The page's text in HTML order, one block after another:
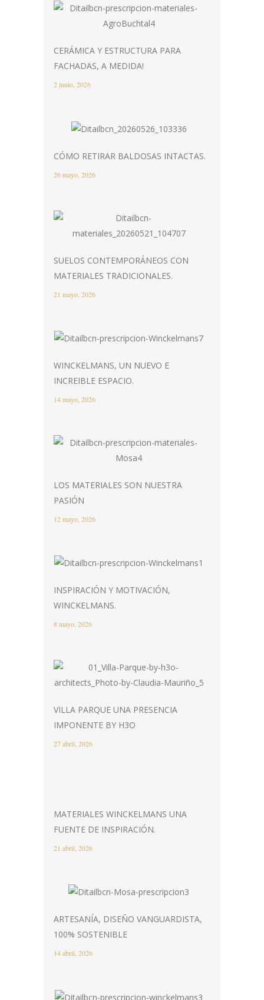
CERÁMICA Y ESTRUCTURA PARA
FACHADAS, A MEDIDA!
2 junio, 2026
CÓMO RETIRAR BALDOSAS INTACTAS.
26 mayo, 2026
SUELOS CONTEMPORÁNEOS CON
MATERIALES TRADICIONALES.
21 mayo, 2026
WINCKELMANS, UN NUEVO E
INCREIBLE ESPACIO.
14 mayo, 2026
LOS MATERIALES SON NUESTRA
PASIÓN
12 mayo, 2026
INSPIRACIÓN Y MOTIVACIÓN,
WINCKELMANS.
8 mayo, 2026
VILLA PARQUE UNA PRESENCIA
IMPONENTE BY H3O
27 abril, 2026
MATERIALES WINCKELMANS UNA
FUENTE DE INSPIRACIÓN.
21 abril, 2026
ARTESANÍA, DISEÑO VANGUARDISTA,
100% SOSTENIBLE
14 abril, 2026